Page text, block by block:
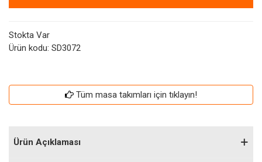
Stokta Var
Ürün kodu: SD3072
Tüm masa takımları için tıklayın!
Ürün Açıklaması